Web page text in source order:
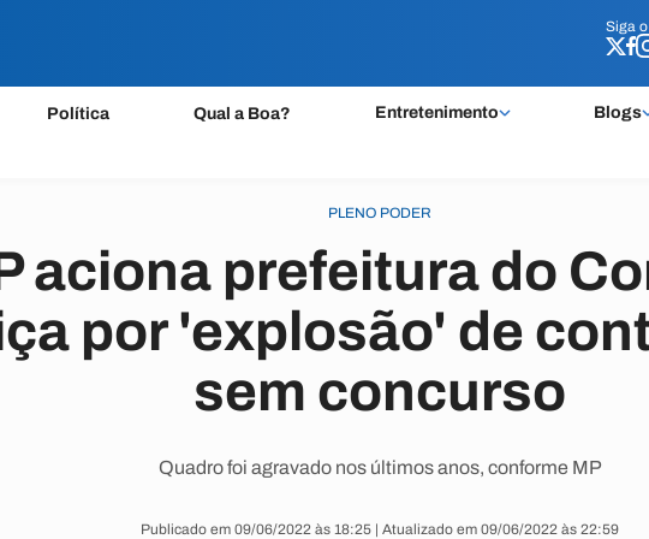
Siga o
Política Qual a Boa? Entretenimento Blogs
Siga o
PLENO PODER
aciona prefeitura do
por 'explosão' de
sem concurso
Quadro foi agravado nos últimos anos, conforme MP
Publicado em 09/06/2022 às 18:25 | Atualizado em 09/06/2022 às 22:59